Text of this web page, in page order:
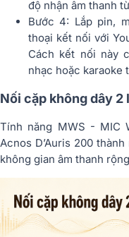
độ nhận âm thanh
Bước 4: Lắp pin,
thoại kết nối với
Cách kết nối này
nhạc hoặc karaoke
Nối cặp không dây 2
Tính năng MWS - MIC
Acnos D’Auris 200
không gian âm thanh